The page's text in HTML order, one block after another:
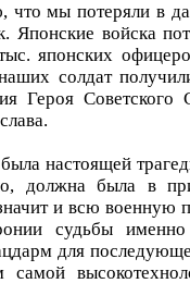
что мы потеряли в
Японские войска
японских
солдат
Героя
настоящей
должна была в
и всю военную
судьбы
для